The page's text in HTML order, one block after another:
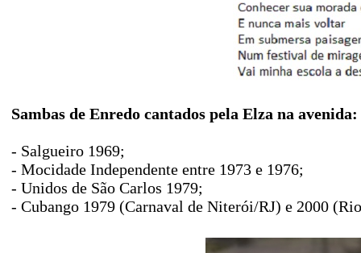
Sambas de Enredo cantados pela Elza na avenida:
- Salgueiro 1969;
- Mocidade Independente entre 1973 e 1976;
- Unidos de São Carlos 1979;
- Cubango 1979 (Carnaval de Niterói/RJ) e 2000